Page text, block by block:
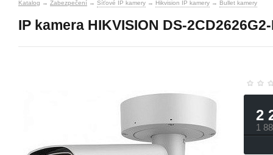
Katalog → Zabezpečení → Síťové IP kamery → Hikvision IP kamery → Bullet kamery
IP kamera HIKVISION DS-
2
1